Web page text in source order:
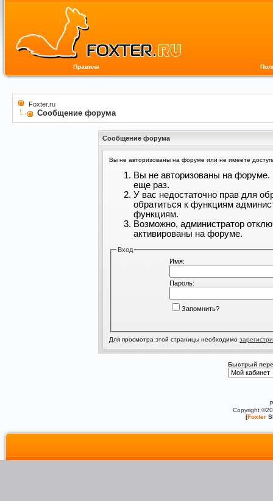
Правила
Foxter.ru
Сообщение форума
Сообщение форума
Вы не авторизованы на форуме или не имеете
Вы не авторизованы на форуме.
еще раз.
У вас недостаточно прав для
обратиться к функциям
функциям.
Возможно, администратор
активированы на форуме.
Вход
Имя:
Пароль:
Запомнить?
Для просмотра этой страницы необходимо
Быстрый
Copyright
[Foxter